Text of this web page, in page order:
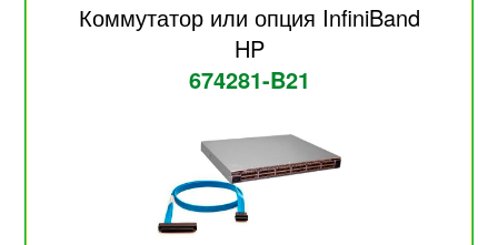
Коммутатор или опция InfiniBand
HP
674281-B21